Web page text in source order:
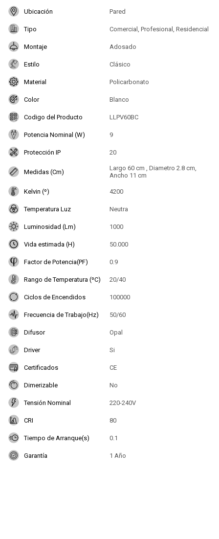
Ubicación Pared
Tipo Comercial, Profesional, Residencial
Montaje Adosado
Estilo Clásico
Material Policarbonato
Color Blanco
Codigo del Producto LLPV60BC
Potencia Nominal (W) 9
Protección IP 20
Medidas (Cm)
Largo 60 cm , Diametro 2.8 cm,
Ancho 11 cm
Kelvin (º) 4200
Temperatura Luz Neutra
Luminosidad (Lm) 1000
Vida estimada (H) 50.000
Factor de Potencia(PF) 0.9
Rango de Temperatura (ºC) 20/40
Ciclos de Encendidos 100000
Frecuencia de Trabajo(Hz) 50/60
Difusor Opal
Driver Si
Certificados CE
Dimerizable No
Tensión Nominal 220-240V
CRI 80
Tiempo de Arranque(s) 0.1
Garantía 1 Año